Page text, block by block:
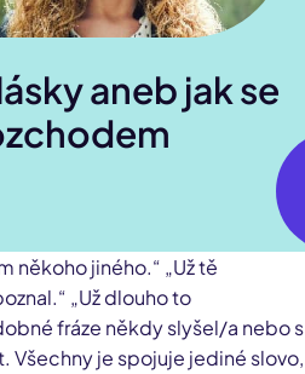
aneb jak se
někoho jiného.“ „Už tě
„Už dlouho to
fráze někdy slyšel/a nebo s
Všechny je spojuje jediné slovo,